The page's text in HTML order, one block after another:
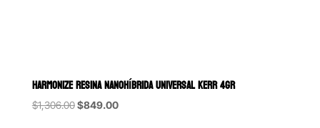
HARMONIZE RESINA NANOHÍBRIDA UNIVERSAL KERR 4GR
$1,306.00Original
$849.00Current